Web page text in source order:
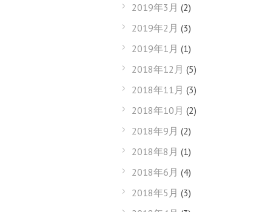
2019年3月 (2)
2019年2月 (3)
2019年1月 (1)
2018年12月 (5)
2018年11月 (3)
2018年10月 (2)
2018年9月 (2)
2018年8月 (1)
2018年6月 (4)
2018年5月 (3)